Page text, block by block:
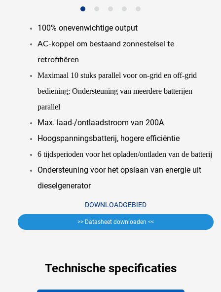
100% onevenwichtige output
AC-koppel om bestaand zonnestelsel te
retrofifiëren
Maximaal 10 stuks parallel voor on-grid en off-grid
bediening; Ondersteuning van meerdere batterijen
parallel
Max. laad-/ontlaadstroom van 200A
Hoogspanningsbatterij, hogere efficiëntie
6 tijdsperioden voor het opladen/ontladen van de batterij
Ondersteuning voor het opslaan van energie uit
dieselgenerator
DOWNLOADGEBIED
>> Datasheet downloaden <<
Technische specificaties